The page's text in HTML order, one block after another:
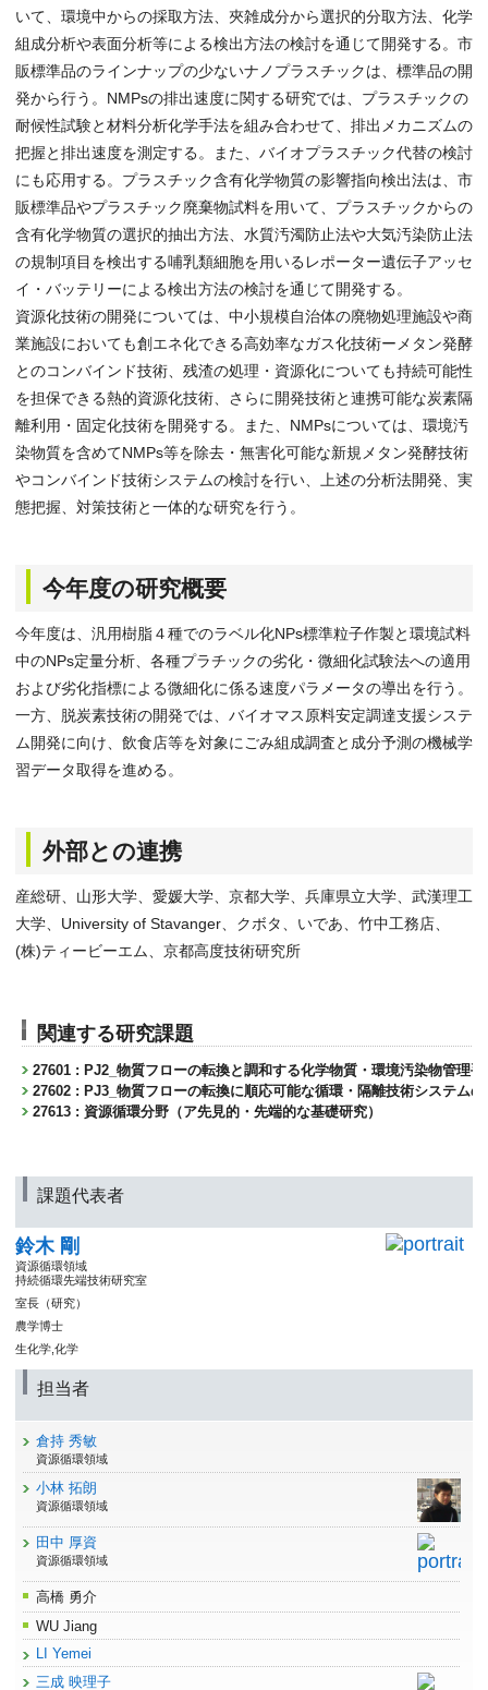
いて、環境中からの採取方法、夾雑成分から選択的分取方法、化学
組成分析や表面分析等による検出方法の検討を通じて開発する。市
販標準品のラインナップの少ないナノプラスチックは、標準品の開
発から行う。NMPsの排出速度に関する研究では、プラスチックの
耐候性試験と材料分析化学手法を組み合わせて、排出メカニズムの
把握と排出速度を測定する。また、バイオプラスチック代替の検討
にも応用する。プラスチック含有化学物質の影響指向検出法は、市
販標準品やプラスチック廃棄物試料を用いて、プラスチックからの
含有化学物質の選択的抽出方法、水質汚濁防止法や大気汚染防止法
の規制項目を検出する哺乳類細胞を用いるレポーター遺伝子アッセ
イ・バッテリーによる検出方法の検討を通じて開発する。
資源化技術の開発については、中小規模自治体の廃物処理施設や商
業施設においても創エネ化できる高効率なガス化技術ーメタン発酵
とのコンバインド技術、残渣の処理・資源化についても持続可能性
を担保できる熱的資源化技術、さらに開発技術と連携可能な炭素隔
離利用・固定化技術を開発する。また、NMPsについては、環境汚
染物質を含めてNMPs等を除去・無害化可能な新規メタン発酵技術
やコンバインド技術システムの検討を行い、上述の分析法開発、実
態把握、対策技術と一体的な研究を行う。
今年度の研究概要
今年度は、汎用樹脂４種でのラベル化NPs標準粒子作製と環境試料
中のNPs定量分析、各種プラチックの劣化・微細化試験法への適用
および劣化指標による微細化に係る速度パラメータの導出を行う。
一方、脱炭素技術の開発では、バイオマス原料安定調達支援システ
ム開発に向け、飲食店等を対象にごみ組成調査と成分予測の機械学
習データ取得を進める。
外部との連携
産総研、山形大学、愛媛大学、京都大学、兵庫県立大学、武漢理工
大学、University of Stavanger、クボタ、いであ、竹中工務店、
(株)ティービーエム、京都高度技術研究所
関連する研究課題
27601 : PJ2_物質フローの転換と調和する化学物質・環境汚染物管理
27602 : PJ3_物質フローの転換に順応可能な循環・隔離技術システムの
27613 : 資源循環分野（ア先見的・先端的な基礎研究）
課題代表者
鈴木 剛
資源循環領域
持続循環先端技術研究室
室長（研究）
農学博士
生化学,化学
担当者
倉持 秀敏
資源循環領域
小林 拓朗
資源循環領域
田中 厚資
資源循環領域
高橋 勇介
WU Jiang
LI Yemei
三成 映理子